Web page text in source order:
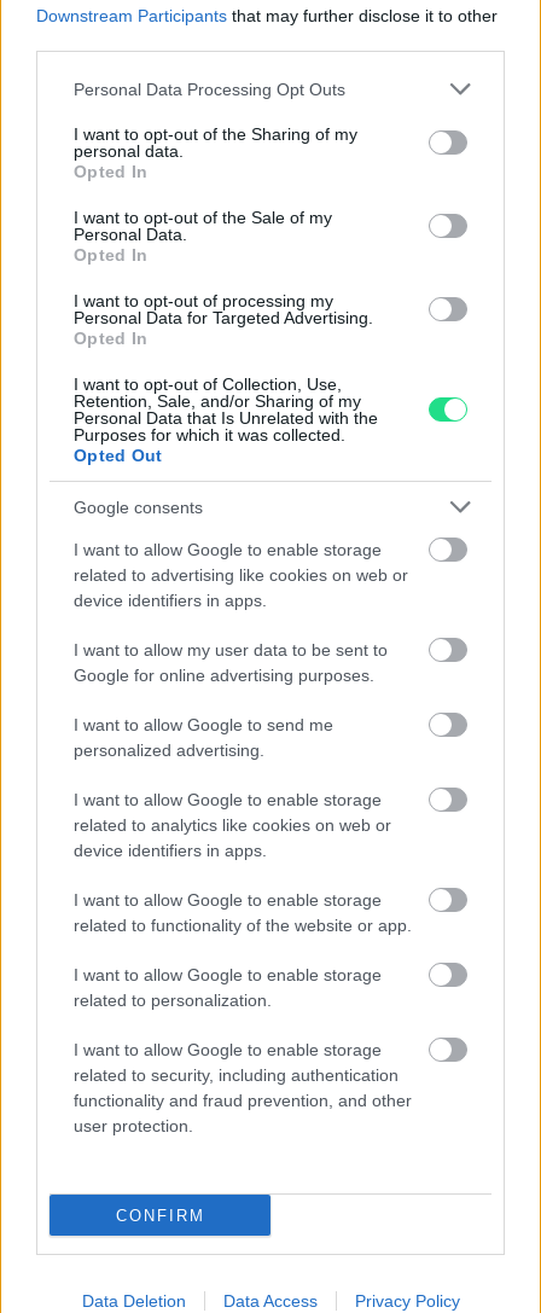
Downstream Participants that may further disclose it to other
Please note that this website/app uses one or more Google
not limited to your visit or usage behaviour. You may click to
grant or deny consent to Google and its third-party tags to
use your data for below specified purposes in below Google
consent section.
Personal Data Processing Opt Outs
I want to opt-out of the Sharing of my
personal data.
Opted In
I want to opt-out of the Sale of my
Personal Data.
Opted In
I want to opt-out of processing my
Personal Data for Targeted Advertising.
Opted In
I want to opt-out of Collection, Use,
Retention, Sale, and/or Sharing of my
Personal Data that Is Unrelated with the
Purposes for which it was collected.
Opted Out
Google consents
I want to allow Google to enable storage
related to advertising like cookies on web or
device identifiers in apps.
I want to allow my user data to be sent to
Google for online advertising purposes.
I want to allow Google to send me
personalized advertising.
I want to allow Google to enable storage
related to analytics like cookies on web or
device identifiers in apps.
I want to allow Google to enable storage
related to functionality of the website or app.
I want to allow Google to enable storage
related to personalization.
I want to allow Google to enable storage
related to security, including authentication
functionality and fraud prevention, and other
user protection.
CONFIRM
Data Deletion Data Access Privacy Policy
nostro laboratorio di assistenza.
Per maggiori dettagli consultate la nostra
all'acquisto
Contattaci per richiedere maggiori
informazioni o prenotare una
videochiamata:
Numero di telefono
La tua richiesta *
Consenso al
trattamento dati
Caratteristiche: Anello - Zaffiri rosa
1,00ct. brillanti 0,40ct. G-VS1 in oro